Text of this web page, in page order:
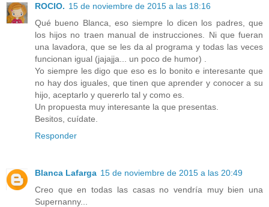
ROCIO. 15 de noviembre de 2015 a las 18:16
Qué bueno Blanca, eso siempre lo dicen los padres, que
los hijos no traen manual de instrucciones. Ni que fueran
una lavadora, que se les da al programa y todas las veces
funcionan igual (jajajja... un poco de humor) .
Yo siempre les digo que eso es lo bonito e interesante que
no hay dos iguales, que tinen que aprender y conocer a su
hijo, aceptarlo y quererlo tal y como es.
Un propuesta muy interesante la que presentas.
Besitos, cuídate.
Responder
Blanca Lafarga 15 de noviembre de 2015 a las 20:49
Creo que en todas las casas no vendría muy bien una
Supernanny...